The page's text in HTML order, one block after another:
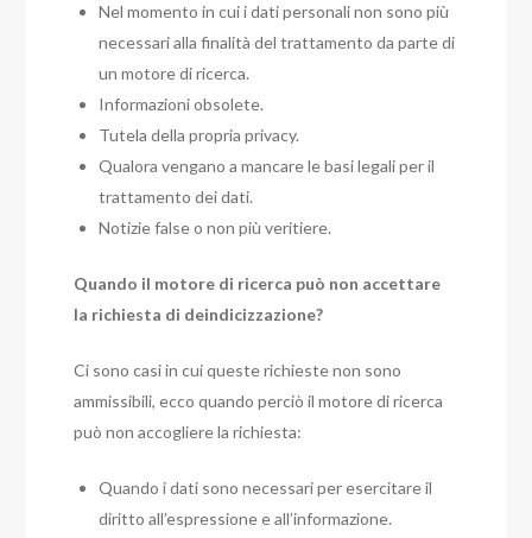
Nel momento in cui i dati personali non sono più
necessari alla finalità del trattamento da parte di
un motore di ricerca.
Informazioni obsolete.
Tutela della propria privacy.
Qualora vengano a mancare le basi legali per il
trattamento dei dati.
Notizie false o non più veritiere.
Quando il motore di ricerca può non accettare
la richiesta di deindicizzazione?
Ci sono casi in cui queste richieste non sono
ammissibili, ecco quando perciò il motore di ricerca
può non accogliere la richiesta:
Quando i dati sono necessari per esercitare il
diritto all’espressione e all’informazione.